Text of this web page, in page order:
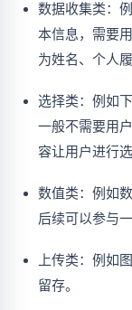
数据收集类：
本信息，需要
为姓名、个人
选择类：例如
一般不需要用
容让用户进行选
数值类：例如
后续可以参与
上传类：例如
留存。